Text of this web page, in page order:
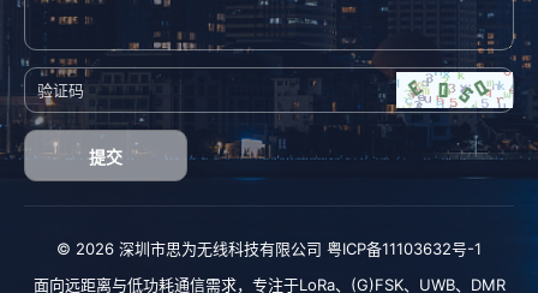
提交
© 2026 深圳市思为无线科技有限公司 粤ICP备11103632号-1
面向远距离与低功耗通信需求，专注于LoRa、 (G)FSK、 UWB、 DMR